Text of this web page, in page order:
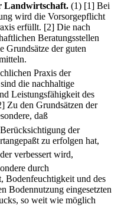
Landwirtschaft. (1) [1] Bei
wird die Vorsorgepflicht
erfüllt. [2] Die nach
Beratungsstellen
Grundsätze der guten
Praxis der
die nachhaltige
Leistungsfähigkeit des
Zu den Grundsätzen der
daß
der
zu erfolgen hat,
verbessert wird,
durch
Bodenfeuchtigkeit und des
Bodennutzung eingesetzten
so weit wie möglich